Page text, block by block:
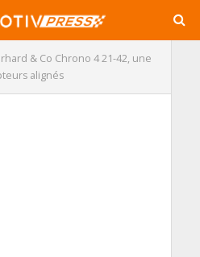
& Co Chrono 4 21-42, une
alignés